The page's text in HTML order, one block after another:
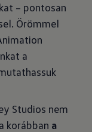
– pontosan
Örömmel
a
Studios nem
korábban a